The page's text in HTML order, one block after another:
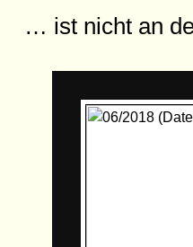
… ist nicht an